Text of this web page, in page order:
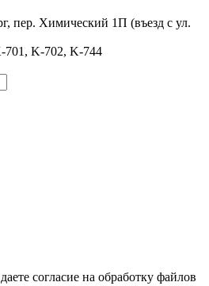
пер. Химический 1П (въезд с ул.
701, K-702, K-744
согласие на обработку файлов